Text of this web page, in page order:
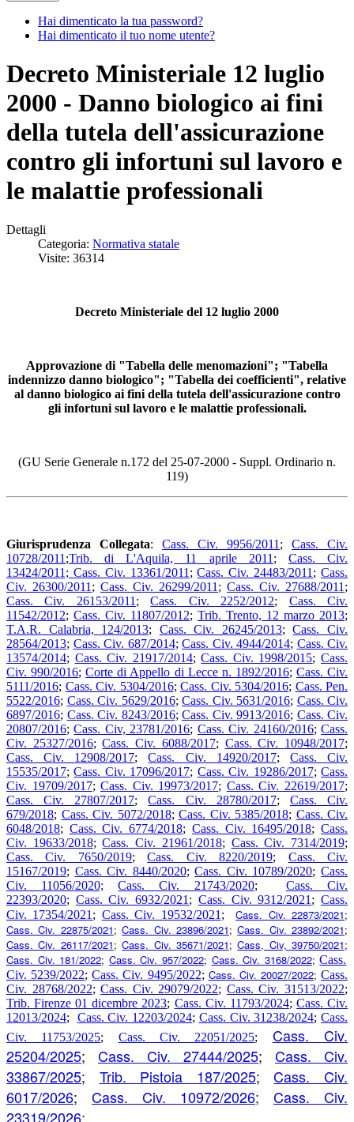
Hai dimenticato la tua password?
Hai dimenticato il tuo nome utente?
Decreto Ministeriale 12 luglio
2000 - Danno biologico ai fini
della tutela dell'assicurazione
contro gli infortuni sul lavoro e
le malattie professionali
Dettagli
Categoria: Normativa statale
Visite: 36314
Decreto Ministeriale del 12 luglio 2000
Approvazione di "Tabella delle menomazioni"; "Tabella
indennizzo danno biologico"; "Tabella dei coefficienti", relative
al danno biologico ai fini della tutela dell'assicurazione contro
gli infortuni sul lavoro e le malattie professionali.
(GU Serie Generale n.172 del 25-07-2000 - Suppl. Ordinario n.
119)
Giurisprudenza Collegata: Cass. Civ. 9956/2011 ; Cass. Civ.
10728/2011 ;Trib. di L'Aquila, 11 aprile 2011 ; Cass. Civ.
13424/2011; Cass. Civ. 13361/2011 ;Cass. Civ. 24483/2011 ;Cass.
Civ. 26300/2011 ; Cass. Civ. 26299/2011 ; Cass. Civ. 27688/2011 ;
Cass. Civ. 26153/2011 ;Cass. Civ. 2252/2012; Cass. Civ.
11542/2012; Cass. Civ. 11807/2012; Trib. Trento, 12 marzo 2013;
T.A.R. Calabria, 124/2013; Cass. Civ. 26245/2013;Cass. Civ.
28564/2013; Cass. Civ. 687/2014; Cass. Civ. 4944/2014; Cass. Civ.
13574/2014; Cass. Civ. 21917/2014;Cass. Civ. 1998/2015;Cass.
Civ. 990/2016;Corte di Appello di Lecce n. 1892/2016; Cass. Civ.
5111/2016; Cass. Civ. 5304/2016; Cass. Civ. 5304/2016; Cass. Pen.
5522/2016; Cass. Civ. 5629/2016; Cass. Civ. 5631/2016; Cass. Civ.
6897/2016; Cass. Civ. 8243/2016; Cass. Civ. 9913/2016; Cass. Civ.
20807/2016;Cass. Civ, 23781/2016; Cass. Civ. 24160/2016;Cass.
Civ. 25327/2016;Cass. Civ. 6088/2017; Cass. Civ. 10948/2017;
Cass. Civ. 12908/2017;Cass. Civ. 14920/2017; Cass. Civ.
15535/2017;Cass. Civ. 17096/2017; Cass. Civ. 19286/2017;Cass.
Civ. 19709/2017;Cass. Civ. 19973/2017; Cass. Civ. 22619/2017;
Cass. Civ. 27807/2017;Cass. Civ. 28780/2017; Cass. Civ.
679/2018; Cass. Civ. 5072/2018; Cass. Civ. 5385/2018; Cass. Civ.
6048/2018; Cass. Civ. 6774/2018; Cass. Civ. 16495/2018;Cass.
Civ. 19633/2018;Cass. Civ. 21961/2018; Cass. Civ. 7314/2019;
Cass. Civ. 7650/2019;Cass. Civ. 8220/2019; Cass. Civ.
15167/2019; Cass. Civ. 8440/2020;Cass. Civ. 10789/2020;Cass.
Civ. 11056/2020;
Cass. Civ. 21743/2020; Cass. Civ.
22393/2020; Cass. Civ. 6932/2021 ; Cass. Civ. 9312/2021 ;Cass.
Civ. 17354/2021 ; Cass. Civ. 19532/2021 ; Cass. Civ. 22873/2021;
Cass. Civ. 22875/2021;Cass. Civ. 23896/2021;Cass. Civ. 23892/2021;
Cass. Civ. 26117/2021;Cass. Civ. 35671/2021;Cass, Civ, 39750/2021;
Cass. Civ. 181/2022; Cass. Civ. 957/2022; Cass. Civ. 3168/2022;Cass.
Civ. 5239/2022;Cass. Civ. 9495/2022; Cass. Civ. 20027/2022; Cass.
Civ. 28768/2022;Cass. Civ. 29079/2022; Cass. Civ. 31513/2022;
Trib. Firenze 01 dicembre 2023; Cass. Civ. 11793/2024; Cass. Civ.
12013/2024; Cass. Civ. 12203/2024; Cass. Civ. 31238/2024; Cass.
Civ. 11753/2025; Cass. Civ. 22051/2025; Cass. Civ.
25204/2025; Cass. Civ. 27444/2025; Cass. Civ.
33867/2025; Trib. Pistoia 187/2025;Cass. Civ.
6017/2026; Cass. Civ. 10972/2026; Cass. Civ.
23319/2026;